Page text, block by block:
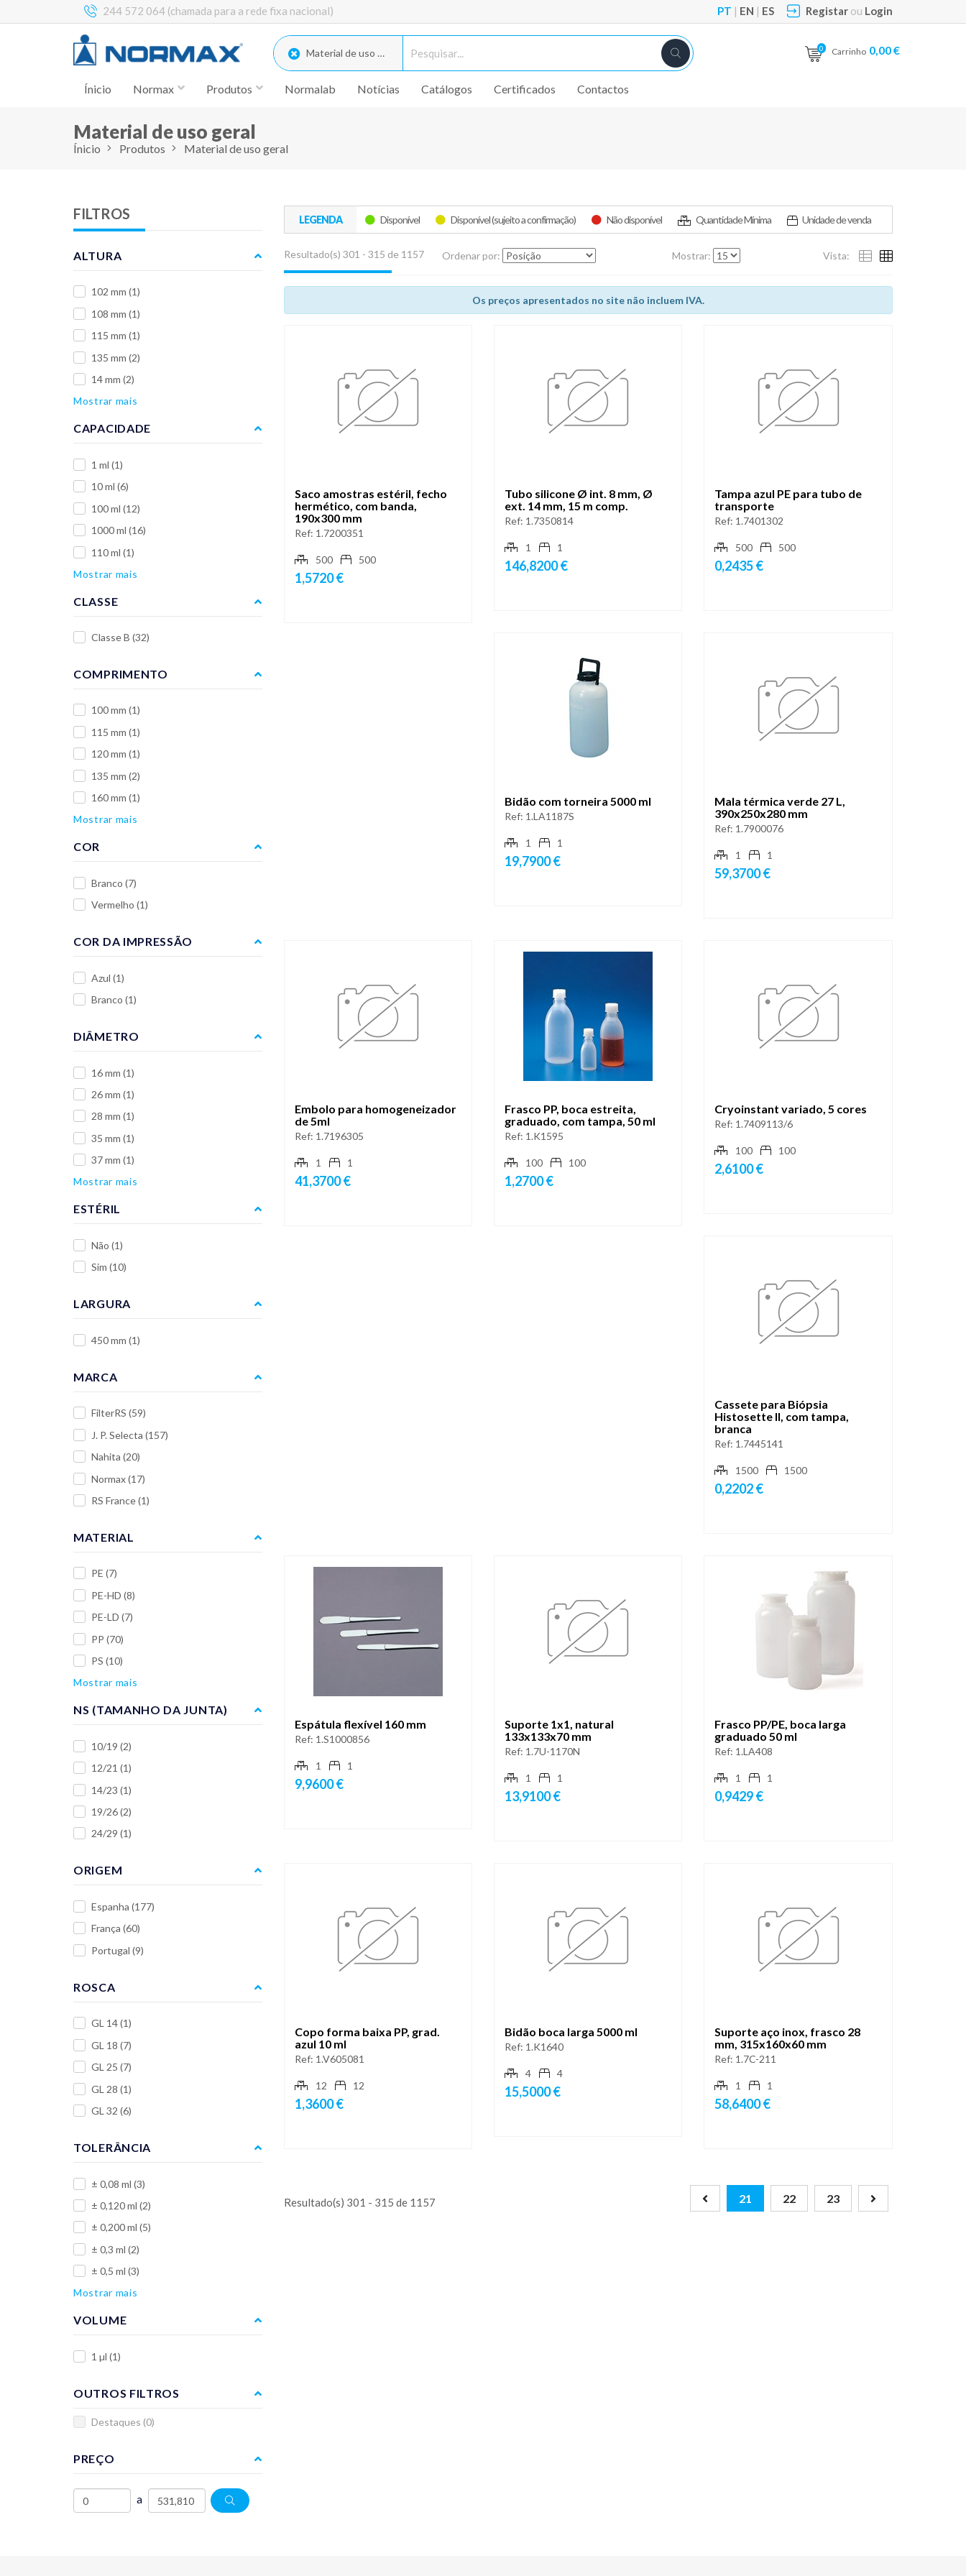
244 572 064 (chamada para a rede fixa nacional) PT | EN | ES Registar ou Login
0 Carrinho 0,00 €
Material de uso geral
Ínicio Normax Produtos Normalab Notícias Catálogos Certificados Contactos
Material de uso geral
Ínicio Produtos Material de uso geral
LEGENDA Disponível Disponível (sujeito a confirmação) Não disponível Quantidade Mínima Unidade de venda
Resultado(s) 301 - 315 de 1157 Ordenar por: Mostrar: Vista:
Os preços apresentados no site não incluem IVA.
Saco amostras estéril, fecho
hermético, com banda,
190x300 mm
Ref: 1.7200351
500 500
1,5720 €
Tubo silicone Ø int. 8 mm, Ø
ext. 14 mm, 15 m comp.
Ref: 1.7350814
1 1
146,8200 €
Tampa azul PE para tubo de
transporte
Ref: 1.7401302
500 500
0,2435 €
Bidão com torneira 5000 ml
Ref: 1.LA1187S
1 1
19,7900 €
Mala térmica verde 27 L,
390x250x280 mm
Ref: 1.7900076
1 1
59,3700 €
Embolo para homogeneizador
de 5ml
Ref: 1.7196305
1 1
41,3700 €
Frasco PP, boca estreita,
graduado, com tampa, 50 ml
Ref: 1.K1595
100 100
1,2700 €
Cryoinstant variado, 5 cores
Ref: 1.7409113/6
100 100
2,6100 €
Cassete para Biópsia
Histosette II, com tampa,
branca
Ref: 1.7445141
1500 1500
0,2202 €
Espátula flexível 160 mm
Ref: 1.S1000856
1 1
9,9600 €
Suporte 1x1, natural
133x133x70 mm
Ref: 1.7U-1170N
1 1
13,9100 €
Frasco PP/PE, boca larga
graduado 50 ml
Ref: 1.LA408
1 1
0,9429 €
Copo forma baixa PP, grad.
azul 10 ml
Ref: 1.V605081
12 12
1,3600 €
Bidão boca larga 5000 ml
Ref: 1.K1640
4 4
15,5000 €
Suporte aço inox, frasco 28
mm, 315x160x60 mm
Ref: 1.7C-211
1 1
58,6400 €
Resultado(s) 301 - 315 de 1157 21 22 23
FILTROS
ALTURA
102 mm (1)
108 mm (1)
115 mm (1)
135 mm (2)
14 mm (2)
Mostrar mais
CAPACIDADE
1 ml (1)
10 ml (6)
100 ml (12)
1000 ml (16)
110 ml (1)
Mostrar mais
CLASSE
Classe B (32)
COMPRIMENTO
100 mm (1)
115 mm (1)
120 mm (1)
135 mm (2)
160 mm (1)
Mostrar mais
COR
Branco (7)
Vermelho (1)
COR DA IMPRESSÃO
Azul (1)
Branco (1)
DIÂMETRO
16 mm (1)
26 mm (1)
28 mm (1)
35 mm (1)
37 mm (1)
Mostrar mais
ESTÉRIL
Não (1)
Sim (10)
LARGURA
450 mm (1)
MARCA
FilterRS (59)
J. P. Selecta (157)
Nahita (20)
Normax(17)
RS France(1)
MATERIAL
PE (7)
PE-HD (8)
PE-LD (7)
PP (70)
PS (10)
Mostrar mais
NS (TAMANHO DA JUNTA)
10/19 (2)
12/21 (1)
14/23 (1)
19/26(2)
24/29 (1)
ORIGEM
Espanha (177)
França (60)
Portugal (9)
ROSCA
GL 14(1)
GL 18 (7)
GL 25 (7)
GL 28 (1)
GL 32 (6)
TOLERÂNCIA
± 0,08 ml (3)
± 0,120 ml (2)
± 0,200 ml (5)
± 0,3 ml (2)
± 0,5 ml (3)
Mostrar mais
VOLUME
1 µl (1)
OUTROS FILTROS
Destaques (0)
PREÇO
a